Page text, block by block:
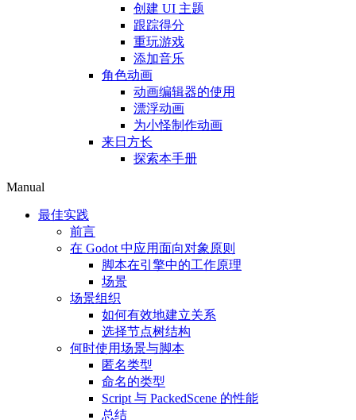
创建 UI 主题
跟踪得分
重玩游戏
添加音乐
角色动画
动画编辑器的使用
漂浮动画
为小怪制作动画
来日方长
探索本手册
Manual
最佳实践
前言
在 Godot 中应用面向对象原则
脚本在引擎中的工作原理
场景
场景组织
如何有效地建立关系
选择节点树结构
何时使用场景与脚本
匿名类型
命名的类型
Script 与 PackedScene 的性能
总结